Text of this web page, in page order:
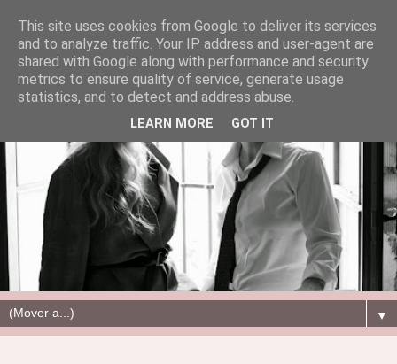
▼
This site uses cookies from Google to deliver its services
and to analyze traffic. Your IP address and user-agent are
shared with Google along with performance and security
metrics to ensure quality of service, generate usage
statistics, and to detect and address abuse.
LEARN MORE GOT IT